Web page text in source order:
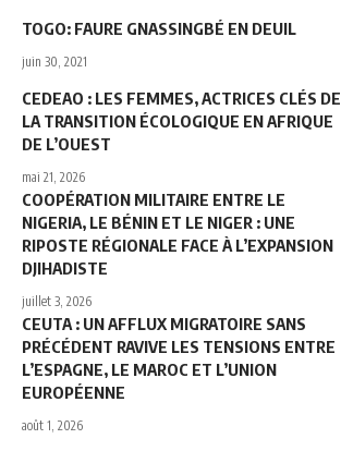
TOGO: FAURE GNASSINGBÉ EN DEUIL
juin 30, 2021
CEDEAO : LES FEMMES, ACTRICES CLÉS DE
LA TRANSITION ÉCOLOGIQUE EN AFRIQUE
DE L’OUEST
mai 21, 2026
COOPÉRATION MILITAIRE ENTRE LE
NIGERIA, LE BÉNIN ET LE NIGER : UNE
RIPOSTE RÉGIONALE FACE À L’EXPANSION
DJIHADISTE
juillet 3, 2026
CEUTA : UN AFFLUX MIGRATOIRE SANS
PRÉCÉDENT RAVIVE LES TENSIONS ENTRE
L’ESPAGNE, LE MAROC ET L’UNION
EUROPÉENNE
août 1, 2026